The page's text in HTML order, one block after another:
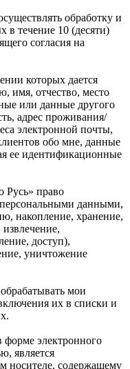
обработку и
в течение 10 (десяти)
согласия на
которых дается
имя, отчество, место
или данные другого
адрес проживания/
электронной почты,
обо мне, данные
ее идентификационные
право
данными,
накопление, хранение,
доступ),
уничтожение
мои
их в списки и
форме электронного
является
носителе, содержащему